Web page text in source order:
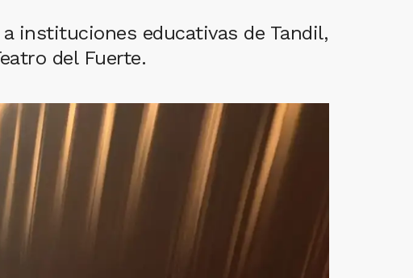
instituciones educativas de Tandil,
del Fuerte.